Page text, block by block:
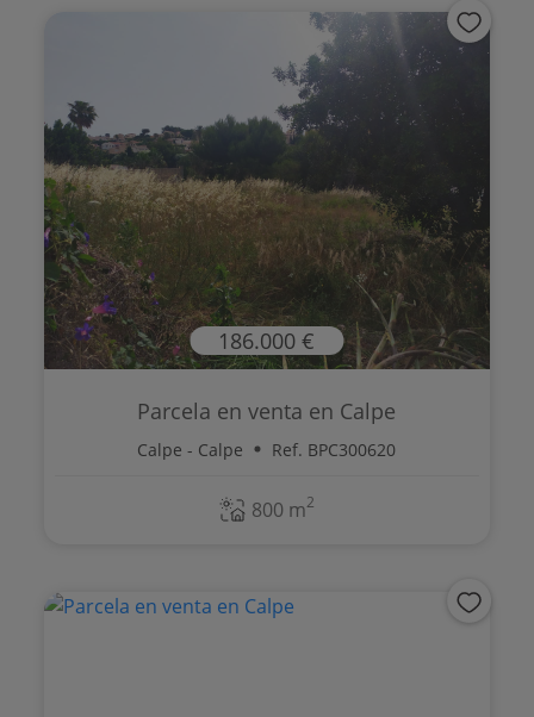
186.000 €
Parcela en venta en Calpe
Calpe - Calpe Ref. BPC300620
800 m2